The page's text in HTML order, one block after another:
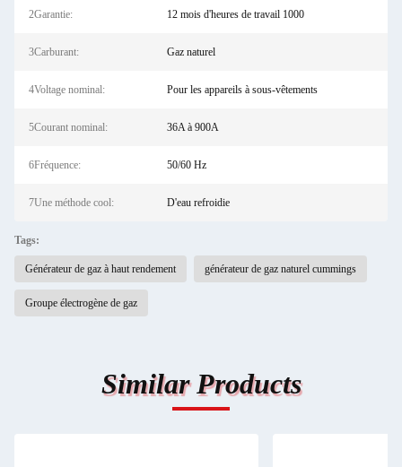
2Garantie: 12 mois d'heures de travail 1000
3Carburant: Gaz naturel
4Voltage nominal: Pour les appareils à sous-vêtements
5Courant nominal: 36A à 900A
6Fréquence: 50/60 Hz
7Une méthode cool: D'eau refroidie
Tags:
Générateur de gaz à haut rendement générateur de gaz naturel cummings
Groupe électrogène de gaz
Similar Products